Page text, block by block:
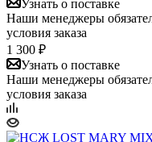
Узнать о поставке
Наши менеджеры
условия заказа
1 300 ₽
Узнать о поставке
Наши менеджеры
условия заказа